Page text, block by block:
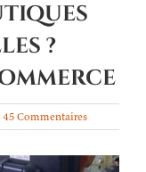
?
45 Commentaires